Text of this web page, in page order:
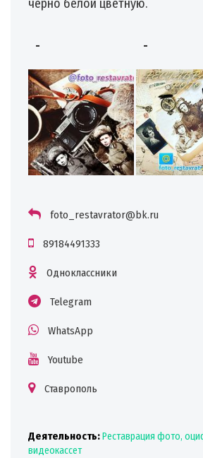
черно белой цветную.
- -
foto_restavrator@bk.ru
89184491333
Одноклассники
Telegram
WhatsApp
Youtube
Ставрополь
Деятельность:Реставрация фото,
видеокассет